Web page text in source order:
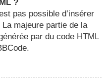
?
pas possible d’insérer
majeure partie de la
par du code HTML